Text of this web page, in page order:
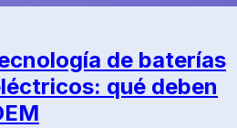
de baterías
qué deben